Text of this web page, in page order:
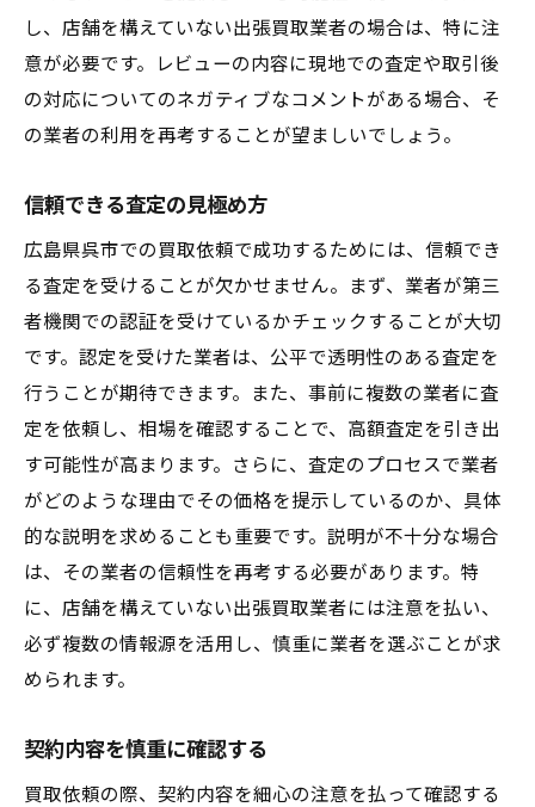
査定の透明性を求める理由
経験者からのアドバイスを活用
口コミを活用して安心の買取を実現
顧客の声を分析する
口コミの信憑性を判断する方法
高評価の業者を選ぶ利点
実際の取引事例を参考にする
口コミを基にした業者選びのポイント
地域密着型業者の信頼性
地元のニーズに応える業者を選ぶ
長年の実績を持つ業者の強み
地域社会での評判を確認する
地元特有のサービスを活用する
地域限定の特典を利用する
し、店舗を構えていない出張買取業者の場合は、特に注
意が必要です。レビューの内容に現地での査定や取引後
の対応についてのネガティブなコメントがある場合、そ
の業者の利用を再考することが望ましいでしょう。
信頼できる査定の見極め方
広島県呉市での買取依頼で成功するためには、信頼でき
る査定を受けることが欠かせません。まず、業者が第三
者機関での認証を受けているかチェックすることが大切
です。認定を受けた業者は、公平で透明性のある査定を
行うことが期待できます。また、事前に複数の業者に査
定を依頼し、相場を確認することで、高額査定を引き出
す可能性が高まります。さらに、査定のプロセスで業者
がどのような理由でその価格を提示しているのか、具体
的な説明を求めることも重要です。説明が不十分な場合
は、その業者の信頼性を再考する必要があります。特
に、店舗を構えていない出張買取業者には注意を払い、
必ず複数の情報源を活用し、慎重に業者を選ぶことが求
められます。
契約内容を慎重に確認する
買取依頼の際、契約内容を細心の注意を払って確認する